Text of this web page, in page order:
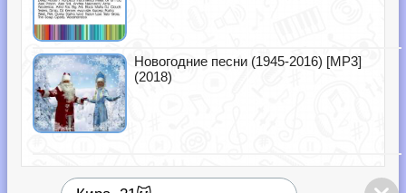
Новогодние песни (1945-2016) [MP3]
(2018)